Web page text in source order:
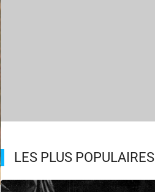
LES PLUS POPULAIRES